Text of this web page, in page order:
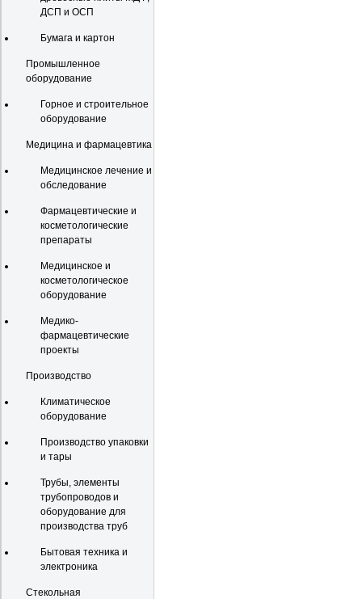
ДСП и ОСП
Бумага и картон
Промышленное
оборудование
Горное и строительное
оборудование
Медицина и фармацевтика
Медицинское лечение и
обследование
Фармацевтические и
косметологические
препараты
Медицинское и
косметологическое
оборудование
Медико-
фармацевтические
проекты
Производство
Климатическое
оборудование
Производство упаковки
и тары
Трубы, элементы
трубопроводов и
оборудование для
производства труб
Бытовая техника и
электроника
Стекольная